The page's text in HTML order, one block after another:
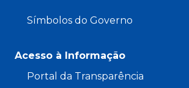
Símbolos do Governo
Acesso à Informação
Portal da Transparência